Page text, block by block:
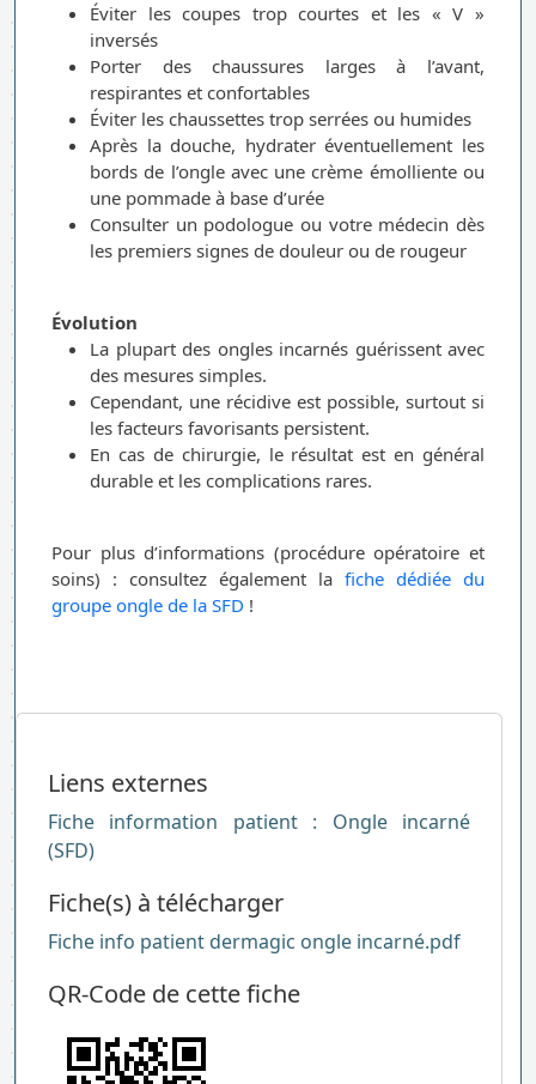
Éviter les coupes trop courtes et les « V »
inversés
Porter des chaussures larges à l’avant,
respirantes et confortables
Éviter les chaussettes trop serrées ou humides
Après la douche, hydrater éventuellement les
bords de l’ongle avec une crème émolliente ou
une pommade à base d’urée
Consulter un podologue ou votre médecin dès
les premiers signes de douleur ou de rougeur
Évolution
La plupart des ongles incarnés guérissent avec
des mesures simples.
Cependant, une récidive est possible, surtout si
les facteurs favorisants persistent.
En cas de chirurgie, le résultat est en général
durable et les complications rares.
Pour plus d’informations (procédure opératoire et
soins) : consultez également la fiche dédiée du
groupe ongle de la SFD !
Liens externes
Fiche information patient : Ongle incarné
(SFD)
Fiche(s) à télécharger
Fiche info patient dermagic ongle incarné.pdf
QR-Code de cette fiche